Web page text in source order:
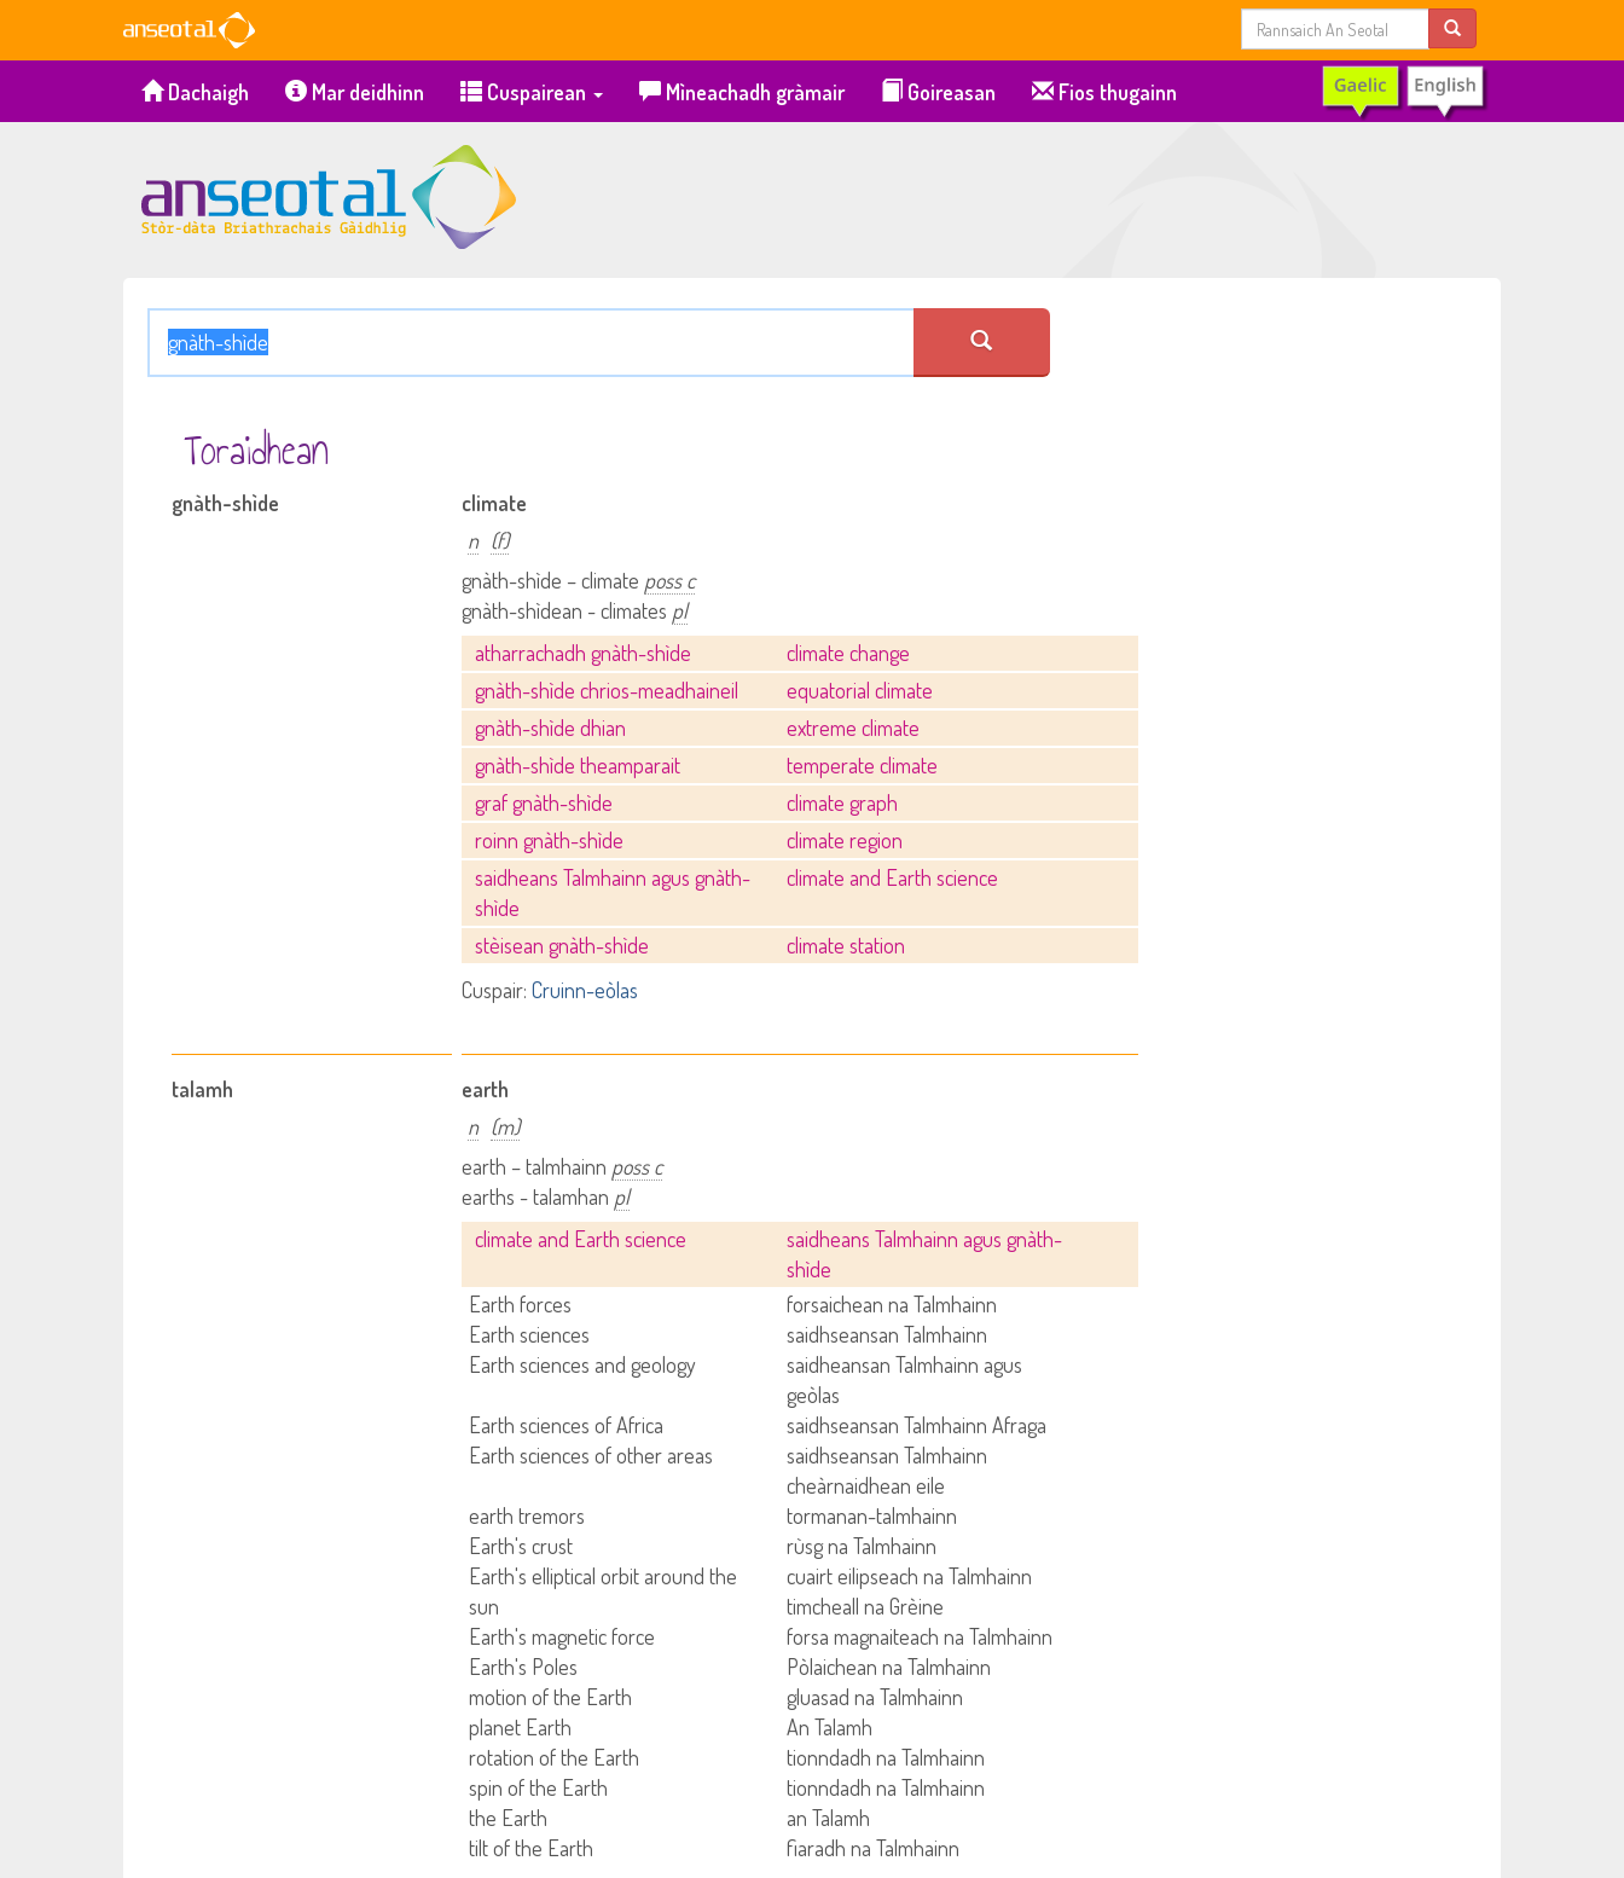
Dachaigh Mar deidhinn Cuspairean Mìneachadh gràmair Goireasan Fios thugainn
Toraidhean
gnàth-shìde
climate
n (f)
gnàth-shìde – climate poss c
gnàth-shìdean - climates pl
atharrachadh gnàth-shìde
climate change
gnàth-shìde chrios-meadhaineil
equatorial climate
gnàth-shìde dhian
extreme climate
gnàth-shìde theamparait
temperate climate
graf gnàth-shìde
climate graph
roinn gnàth-shìde
climate region
saidheans Talmhainn agus gnàth-
shìde
climate and Earth science
stèisean gnàth-shìde
climate station
Cuspair: Cruinn-eòlas
talamh
earth
n (m)
earth – talmhainn poss c
earths - talamhan pl
climate and Earth science
saidheans Talmhainn agus gnàth-
shìde
Earth forces
forsaichean na Talmhainn
Earth sciences
saidhseansan Talmhainn
Earth sciences and geology
saidheansan Talmhainn agus
geòlas
Earth sciences of Africa
saidhseansan Talmhainn Afraga
Earth sciences of other areas
saidhseansan Talmhainn
cheàrnaidhean eile
earth tremors
tormanan-talmhainn
Earth's crust
rùsg na Talmhainn
Earth's elliptical orbit around the
sun
cuairt eilipseach na Talmhainn
timcheall na Grèine
Earth's magnetic force
forsa magnaiteach na Talmhainn
Earth's Poles
Pòlaichean na Talmhainn
motion of the Earth
gluasad na Talmhainn
planet Earth
An Talamh
rotation of the Earth
tionndadh na Talmhainn
spin of the Earth
tionndadh na Talmhainn
the Earth
an Talamh
tilt of the Earth
fiaradh na Talmhainn